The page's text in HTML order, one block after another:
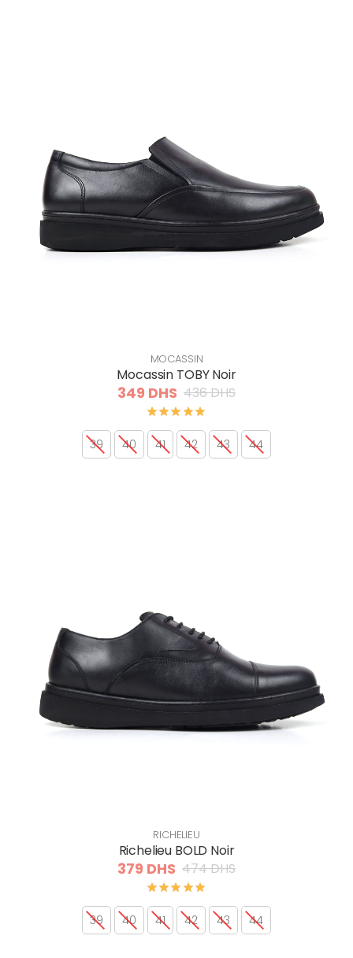
MOCASSIN
Mocassin TOBY Noir
349 DHS 436 DHS
39 40 41 42 43 44
RICHELIEU
Richelieu BOLD Noir
379 DHS 474 DHS
39 40 41 42 43 44